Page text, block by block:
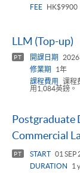
FEE HK$9900
LLM (Top-up)
PT 開課日期
修業期
1年
課程費用
课程
用1,084英鎊。
Postgraduate
Commercial
PT START 01 SEP
DURATION
1